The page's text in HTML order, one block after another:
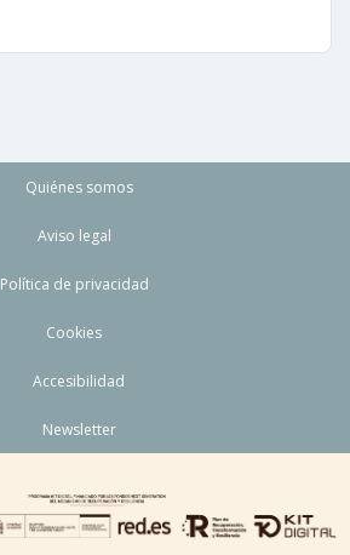
Quiénes somos
Aviso legal
Política de privacidad
Cookies
Accesibilidad
Newsletter